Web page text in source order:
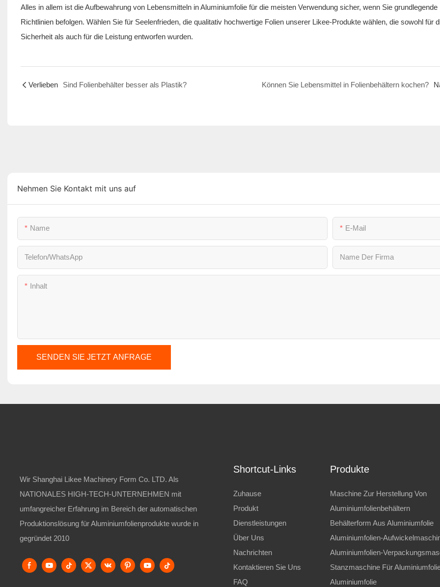
Alles in allem ist die Aufbewahrung von Lebensmitteln in Aluminiumfolie für die meisten Verwendung sicher, wenn Sie grundlegende
Richtlinien befolgen. Wählen Sie für Seelenfrieden, die qualitativ hochwertige Folien unserer Likee-Produkte wählen, die sowohl für
Sicherheit als auch für die Leistung entworfen wurden.
Verlieben Sind Folienbehälter besser als Plastik? Können Sie Lebensmittel in Folienbehältern kochen?
Nehmen Sie Kontakt mit uns auf
Name E-Mail
Telefon/WhatsApp Name Der Firma
Inhalt
SENDEN SIE JETZT ANFRAGE
Wir Shanghai Likee Machinery Form Co. LTD. Als
NATIONALES HIGH-TECH-UNTERNEHMEN mit
umfangreicher Erfahrung im Bereich der automatischen
Produktionslösung für Aluminiumfolienprodukte wurde in
gegründet 2010
Shortcut-Links
Zuhause
Produkt
Dienstleistungen
Über Uns
Nachrichten
Kontaktieren Sie Uns
FAQ
Produkte
Maschine Zur Herstellung Von
Aluminiumfolienbehältern
Behälterform Aus Aluminiumfolie
Aluminiumfolien-
Aluminiumfolien-
Stanzmaschine Für
Aluminiumfolie